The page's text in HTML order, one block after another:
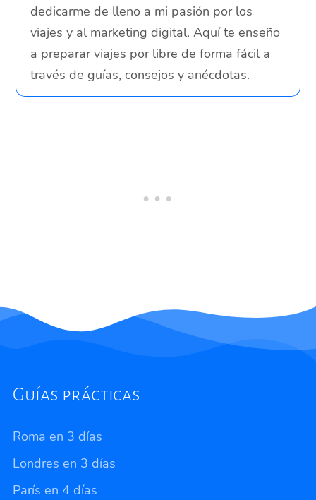
dedicarme de lleno a mi pasión por los
viajes y al marketing digital. Aquí te enseño
a preparar viajes por libre de forma fácil a
través de guías, consejos y anécdotas.
Guías prácticas
Roma en 3 días
Londres en 3 días
París en 4 días